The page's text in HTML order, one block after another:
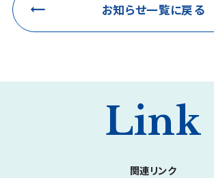
お知らせ一覧に戻る
Link
関連リンク